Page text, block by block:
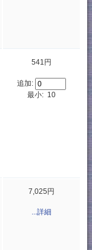
541円
追加:
最小: 10
7,025円
...詳細